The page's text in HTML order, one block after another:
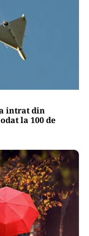
intrat din
la 100 de